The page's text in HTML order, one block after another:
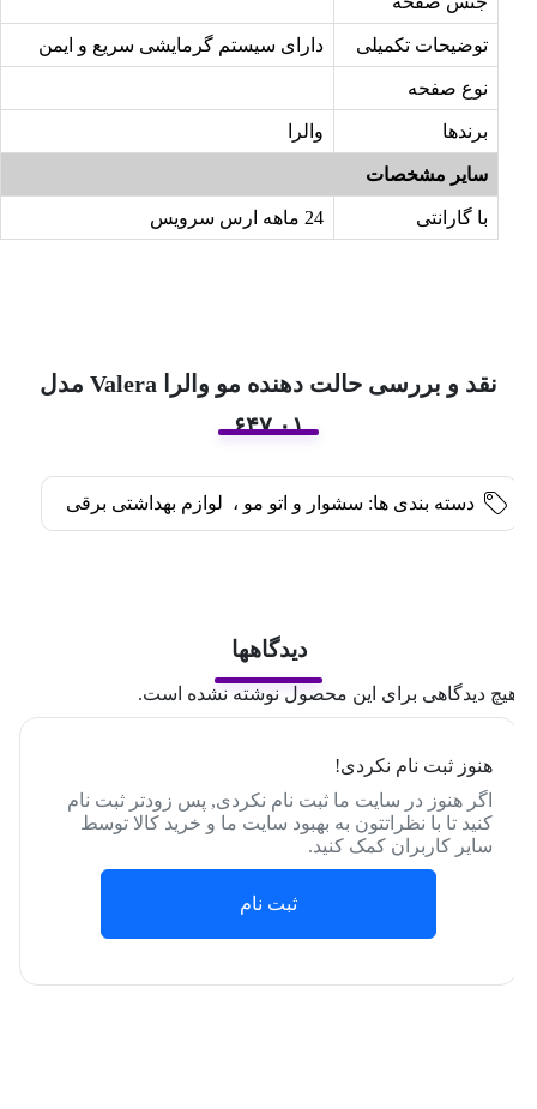
توضیحات تکمیلی دارای سیستم گرمایشی سریع و ایمن
نوع صفحه
برندها والرا
سایر مشخصات
با گارانتی
نقد و بررسی حالت دهنده مو والرا Valera مدل
۶۴۷.۰۱
دسته بندی ها: سشوار و اتو مو ، لوازم بهداشتی برقی
دیدگاهها
دیدگاهی برای این محصول نوشته نشده است.
هنوز ثبت نام نکردی!
اگر هنوز در سایت ما ثبت نام نکردی, پس زودتر ثبت نام
کنید تا با نظراتتون به بهبود سایت ما و خرید کالا توسط
سایر کاربران کمک کنید.
ثبت نام